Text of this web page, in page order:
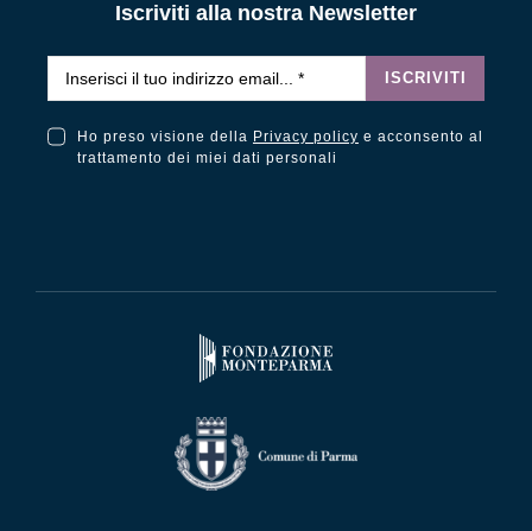
Iscriviti alla nostra Newsletter
ISCRIVITI
Ho preso visione della Privacy policy e acconsento al
trattamento dei miei dati personali